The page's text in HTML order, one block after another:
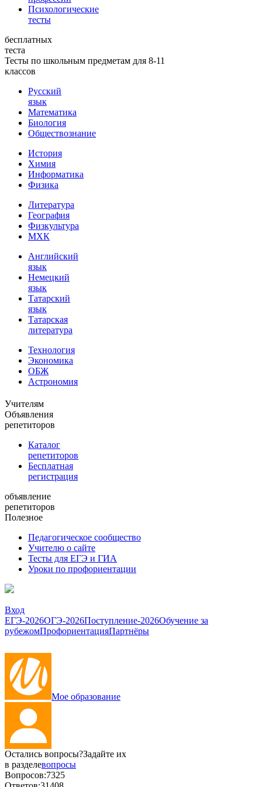
Психологические
тесты
бесплатных
теста
Тесты по школьным предметам для 8-11
классов
Русский
язык
Математика
Биология
Обществознание
История
Химия
Информатика
Физика
Литература
География
Физкультура
МХК
Английский
язык
Немецкий
язык
Татарский
язык
Татарская
литература
Технология
Экономика
ОБЖ
Астрономия
Учителям
Объявления
репетиторов
Каталог
репетиторов
Бесплатная
регистрация
объявление
репетиторов
Полезное
Педагогическое сообщество
Учителю о сайте
Тесты для ЕГЭ и ГИА
Уроки по профориентации
Вход
ЕГЭ-2026ОГЭ-2026Поступление-2026Обучение за
рубежомПрофориентацияПартнёры
Мое образование
Остались вопросы?Задайте их
в разделевопросы
Вопросов:7325